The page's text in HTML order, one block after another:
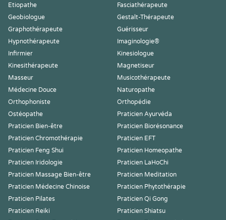
Etiopathe
Fasciathérapeute
Geobiologue
Gestalt-Thérapeute
Graphothérapeute
Guérisseur
Hypnothérapeute
Imaginologie®
Infirmier
Kinesiologue
Kinesithérapeute
Magnetiseur
Masseur
Musicothérapeute
Médecine Douce
Naturopathe
Orthophoniste
Orthopédie
Ostéopathe
Praticien Ayurvéda
Praticien Bien-être
Praticien Biorésonance
Praticien Chromothérapie
Praticien EFT
Praticien Feng Shui
Praticien Homeopathe
Praticien Iridologie
Praticien LaHoChi
Praticien Massage Bien-être
Praticien Meditation
Praticien Médecine Chinoise
Praticien Phytothérapie
Praticien Pilates
Praticien Qi Gong
Praticien Reiki
Praticien Shiatsu